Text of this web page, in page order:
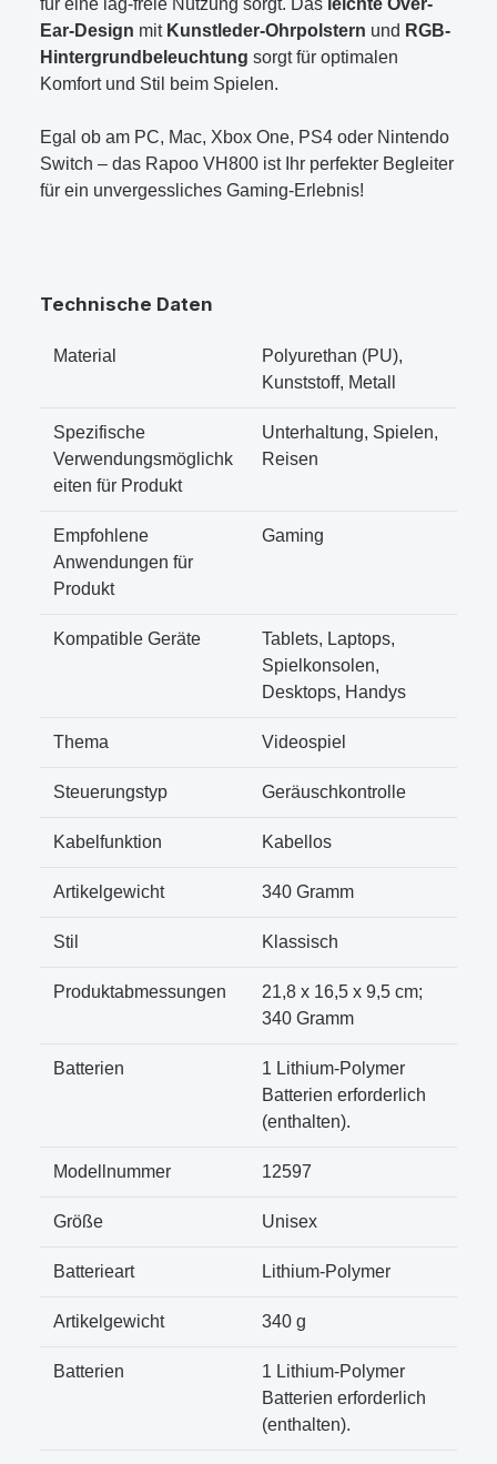
für eine lag-freie Nutzung sorgt. Das leichte Over-
Ear-Design mit Kunstleder-Ohrpolstern und RGB-
Hintergrundbeleuchtung sorgt für optimalen
Komfort und Stil beim Spielen.
Egal ob am PC, Mac, Xbox One, PS4 oder Nintendo
Switch – das Rapoo VH800 ist Ihr perfekter Begleiter
für ein unvergessliches Gaming-Erlebnis!
Technische Daten
Material
‎Polyurethan (PU),
Kunststoff, Metall
Spezifische
Verwendungsmöglichk
eiten für Produkt
‎Unterhaltung, Spielen,
Reisen
Empfohlene
Anwendungen für
Produkt
‎Gaming
Kompatible Geräte
‎Tablets, Laptops,
Spielkonsolen,
Desktops, Handys
Thema ‎Videospiel
Steuerungstyp ‎Geräuschkontrolle
Kabelfunktion ‎Kabellos
Artikelgewicht ‎340 Gramm
Stil ‎Klassisch
Produktabmessungen
‎21,8 x 16,5 x 9,5 cm;
340 Gramm
Batterien
‎1 Lithium-Polymer
Batterien erforderlich
(enthalten).
Modellnummer ‎12597
Größe ‎Unisex
Batterieart ‎Lithium-Polymer
Artikelgewicht ‎340 g
Batterien
1 Lithium-Polymer
Batterien erforderlich
(enthalten).